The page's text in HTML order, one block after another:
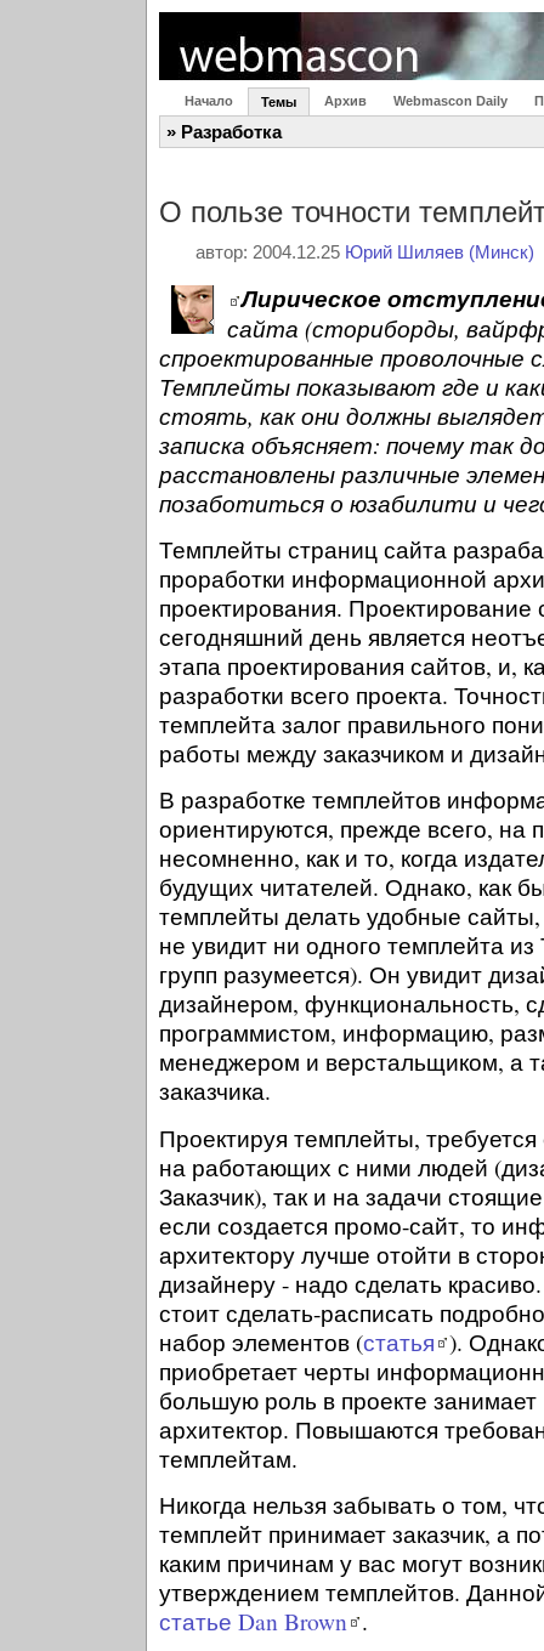
Начало Темы Архив Webmascon Daily
» Разработка
О пользе точности
автор: 2004.12.25 Юрий Шиляев (Минск)
Лирическое
сайта (сториборды,
спроектированные проволочные
Темплейты показывают где и
стоять, как они должны
записка объясняет: почему так
расстановлены различные
позаботиться о юзабилити и
Темплейты страниц сайта
проработки информационной
проектирования. Проектирование
сегодняшний день является
этапа проектирования сайтов, и,
разработки всего проекта.
темплейта залог правильного
работы между заказчиком и
В разработке темплейтов
ориентируются, прежде всего, на
несомненно, как и то, когда
будущих читателей. Однако, как
темплейты делать удобные
не увидит ни одного темплейта
групп разумеется). Он увидит
дизайнером, функциональность,
программистом, информацию,
менеджером и верстальщиком, а
заказчика.
Проектируя темплейты,
на работающих с ними людей
Заказчик), так и на задачи
если создается промо-сайт, то
архитектору лучше отойти в
дизайнеру - надо сделать
стоит сделать-расписать
набор элементов (статья ).
приобретает черты
большую роль в проекте
архитектор. Повышаются
темплейтам.
Никогда нельзя забывать о том,
темплейт принимает заказчик, а
каким причинам у вас могут
утверждением темплейтов.
статье Dan Brown .